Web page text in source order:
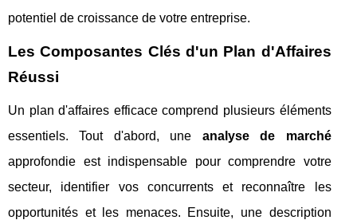
potentiel de croissance de votre entreprise.
Les Composantes Clés d'un Plan d'Affaires
Réussi
Un plan d'affaires efficace comprend plusieurs éléments
essentiels. Tout d'abord, une analyse de marché
approfondie est indispensable pour comprendre votre
secteur, identifier vos concurrents et reconnaître les
opportunités et les menaces. Ensuite, une description